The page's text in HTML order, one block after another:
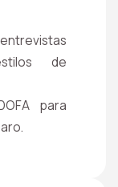
de
para